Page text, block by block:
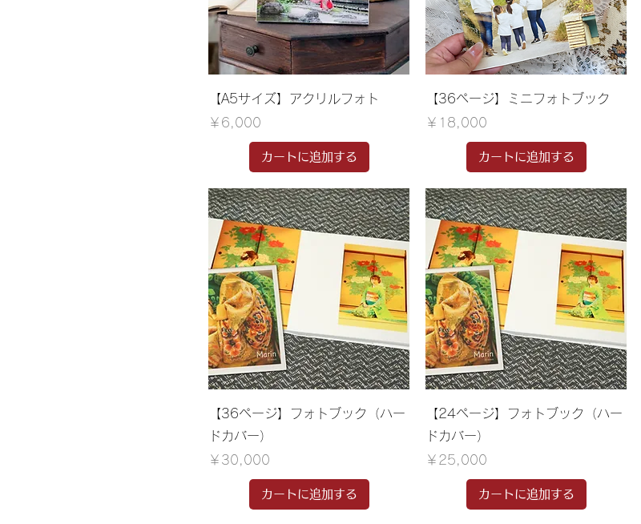
【A5サイズ】アクリルフォト
価格
￥6,000
カートに追加する
【36ページ】ミニフォトブック
価格
￥18,000
カートに追加する
【36ページ】フォトブック（ハー
ドカバー）
価格
￥30,000
カートに追加する
【24ページ】フォトブック（ハー
ドカバー）
価格
￥25,000
カートに追加する